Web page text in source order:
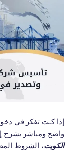
إذا كنت تفكر في
واضح ومباشر يشرح
الكويت، الشروط